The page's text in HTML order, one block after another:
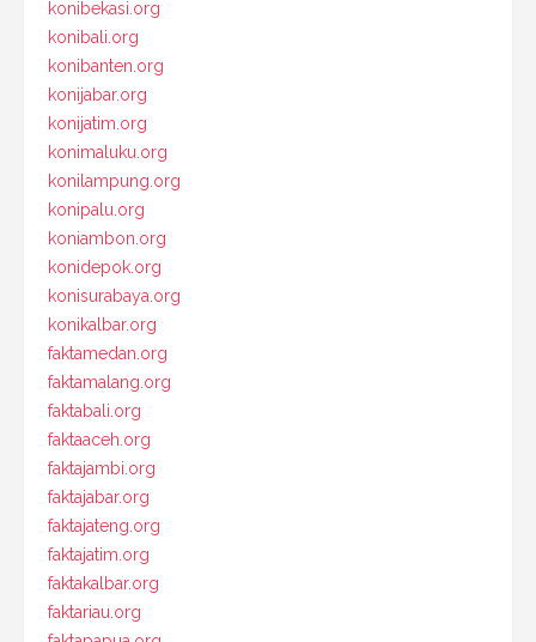
konibekasi.org
konibali.org
konibanten.org
konijabar.org
konijatim.org
konimaluku.org
konilampung.org
konipalu.org
koniambon.org
konidepok.org
konisurabaya.org
konikalbar.org
faktamedan.org
faktamalang.org
faktabali.org
faktaaceh.org
faktajambi.org
faktajabar.org
faktajateng.org
faktajatim.org
faktakalbar.org
faktariau.org